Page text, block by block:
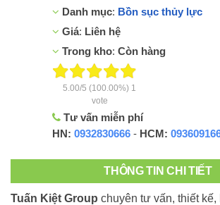
Danh mục: Bồn sục thủy lực
Giá: Liên hệ
Trong kho: Còn hàng
5.00/5 (100.00%) 1
vote
Tư vấn miễn phí
HN: 0932830666 - HCM:
THÔNG TIN CHI TIẾT
Tuấn Kiệt Group chuyên tư vấn, thiết